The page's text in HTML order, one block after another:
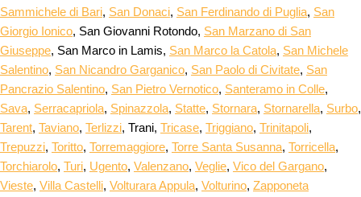
Sammichele di Bari, San Donaci, San Ferdinando di Puglia, San
Giorgio Ionico, San Giovanni Rotondo, San Marzano di San
Giuseppe, San Marco in Lamis, San Marco la Catola, San Michele
Salentino, San Nicandro Garganico, San Paolo di Civitate, San
Pancrazio Salentino, San Pietro Vernotico, Santeramo in Colle,
Sava, Serracapriola, Spinazzola, Statte, Stornara, Stornarella, Surbo,
Tarent, Taviano, Terlizzi, Trani, Tricase, Triggiano, Trinitapoli,
Trepuzzi, Toritto, Torremaggiore, Torre Santa Susanna, Torricella,
Torchiarolo, Turi, Ugento, Valenzano, Veglie, Vico del Gargano,
Vieste, Villa Castelli, Volturara Appula, Volturino, Zapponeta